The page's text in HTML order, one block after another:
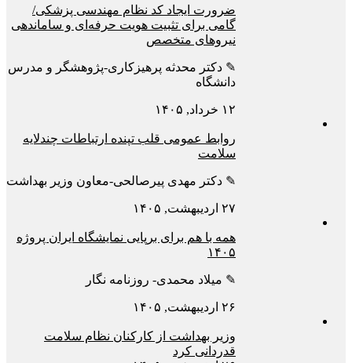
ضرورت ایجاد کد نظام مهندسی پزشکی/
گامی برای تثبیت هویت حرفه‌ای و ساماندهی
نیروهای متخصص
✎ دکتر محدثه پرهیزکاری-پژوهشگر و مدرس
دانشگاه
۱۲ خرداد, ۱۴۰۵
روابط عمومی قلب تپنده ارتباطات چندلایه
سلامت
✎ دکتر مهدی پیرصالحی-معاون وزیر بهداشت
۲۷ اردیبهشت, ۱۴۰۵
همه با هم برای برپایی نمایشگاه ایران پروژه
۱۴۰۵
✎ میلاد محمدی- روزنامه نگار
۲۶ اردیبهشت, ۱۴۰۵
وزیر بهداشت از کارکنان نظام سلامت
قدردانی کرد